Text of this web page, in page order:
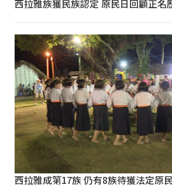
西拉雅族獲民族認定 原民日回顧正名
西拉雅成第17族 仍有8族待獲法定原